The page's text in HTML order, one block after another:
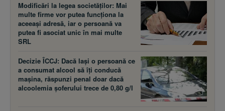
Modificări la legea societăţilor: Mai
multe firme vor putea funcţiona la
aceeaşi adresă, iar o persoană va
putea fi asociat unic în mai multe
SRL
Decizie ÎCCJ: Dacă laşi o persoană ce
a consumat alcool să îţi conducă
maşina, răspunzi penal doar dacă
alcoolemia şoferului trece de 0,80 g/l